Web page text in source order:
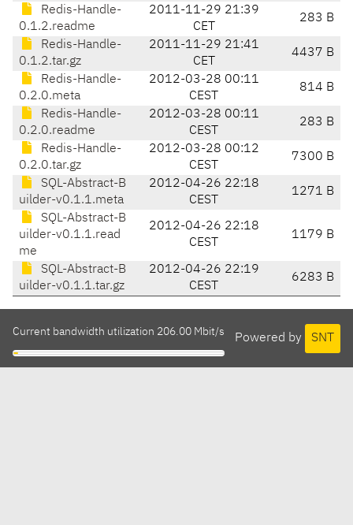
Redis-Handle-
0.1.2.readme
2011-11-29 21:39
CET
283 B
Redis-Handle-
0.1.2.tar.gz
2011-11-29 21:41
CET
4437 B
Redis-Handle-
0.2.0.meta
2012-03-28 00:11
CEST
814 B
Redis-Handle-
0.2.0.readme
2012-03-28 00:11
CEST
283 B
Redis-Handle-
0.2.0.tar.gz
2012-03-28 00:12
CEST
7300 B
SQL-Abstract-B
uilder-v0.1.1.meta
2012-04-26 22:18
CEST
1271 B
SQL-Abstract-B
uilder-v0.1.1.read
me
2012-04-26 22:18
CEST
1179 B
SQL-Abstract-B
uilder-v0.1.1.tar.gz
2012-04-26 22:19
CEST
6283 B
Powered by SNT
Current bandwidth utilization 206.00 Mbit/s